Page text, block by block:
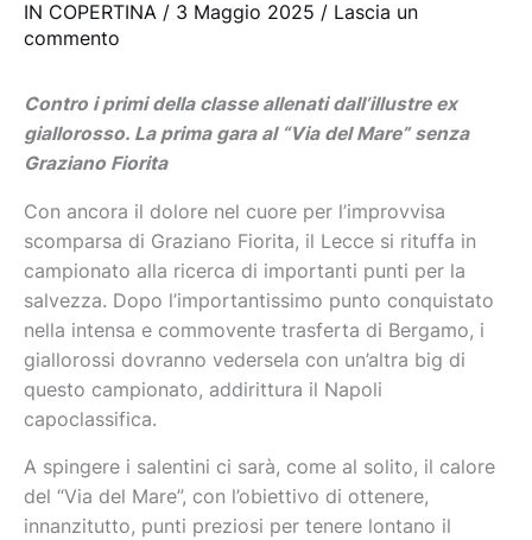
IN COPERTINA / 3 Maggio 2025 / Lascia un
commento
Contro i primi della classe allenati dall’illustre ex
giallorosso. La prima gara al “Via del Mare” senza
Graziano Fiorita
Con ancora il dolore nel cuore per l’improvvisa
scomparsa di Graziano Fiorita, il Lecce si rituffa in
campionato alla ricerca di importanti punti per la
salvezza. Dopo l’importantissimo punto conquistato
nella intensa e commovente trasferta di Bergamo, i
giallorossi dovranno vedersela con un’altra big di
questo campionato, addirittura il Napoli
capoclassifica.
A spingere i salentini ci sarà, come al solito, il calore
del “Via del Mare”, con l’obiettivo di ottenere,
innanzitutto, punti preziosi per tenere lontano il